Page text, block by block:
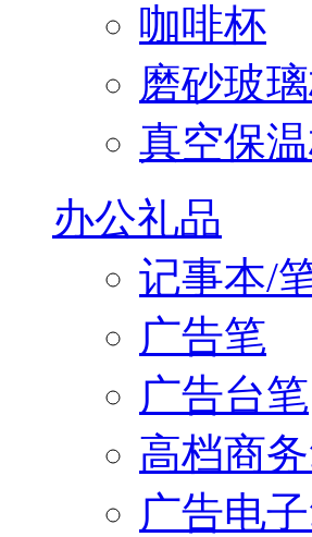
咖啡杯
磨砂玻
真空保
办公礼品
记事本/
广告笔
广告台笔
高档商
广告电